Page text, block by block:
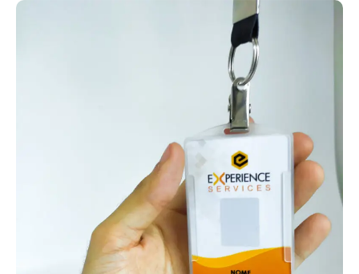
Impressão de qualidade superior e alto padrão
Sem exigência de quantidade mínima - peça
livremente
Design gratuito a partir de 10 unidades
Peça sua amostra física!
Refabricação Garantida em caso de erro. (**)
Fornecedor de Cartões PVC em Barbalha | Arte
Inclusa | Chame Jácom varios tipos!
Carteirinha personalizada para membros de